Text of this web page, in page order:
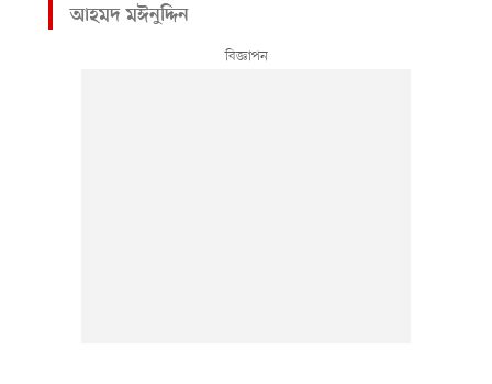
আহমদ মঈনুদ্দিন